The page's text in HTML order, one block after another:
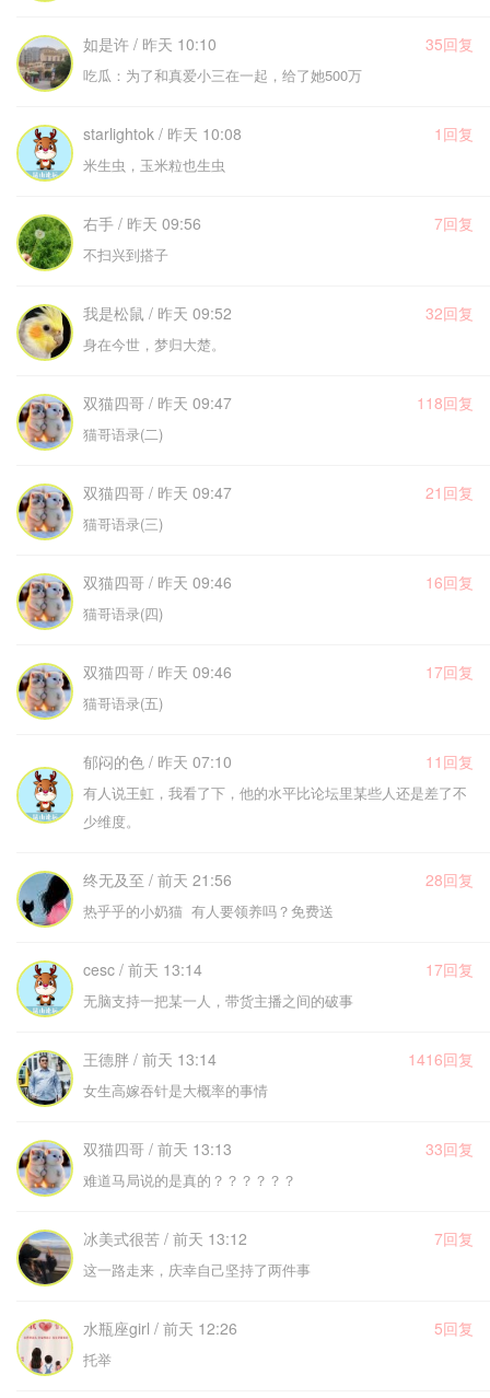
如是许 / 昨天 10:10 35回复
吃瓜：为了和真爱小三在一起，给了她500万
starlightok / 昨天 10:08 1回复
米生虫，玉米粒也生虫
右手 / 昨天 09:56 7回复
不扫兴到搭子
我是松鼠 / 昨天 09:52 32回复
身在今世，梦归大楚。
双猫四哥 / 昨天 09:47 118回复
猫哥语录(二)
双猫四哥 / 昨天 09:47 21回复
猫哥语录(三)
双猫四哥 / 昨天 09:46 16回复
猫哥语录(四)
双猫四哥 / 昨天 09:46 17回复
猫哥语录(五)
郁闷的色 / 昨天 07:10 11回复
有人说王虹，我看了下，他的水平比论坛里某些人还是差了不
少维度。
终无及至 / 前天 21:56 28回复
热乎乎的小奶猫 有人要领养吗？免费送
cesc / 前天 13:14 17回复
无脑支持一把某一人，带货主播之间的破事
王德胖 / 前天 13:14 1416回复
女生高嫁吞针是大概率的事情
双猫四哥 / 前天 13:13 33回复
难道马局说的是真的？？？？？？
冰美式很苦 / 前天 13:12 7回复
这一路走来，庆幸自己坚持了两件事
水瓶座girl / 前天 12:26 5回复
托举